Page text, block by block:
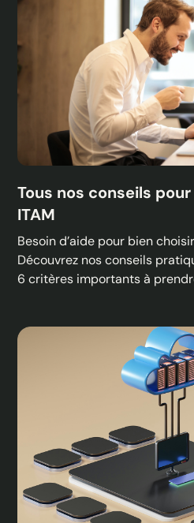
Tous nos conseils
ITAM
Besoin d’aide pour bien
Découvrez nos conseils
6 critères importants à